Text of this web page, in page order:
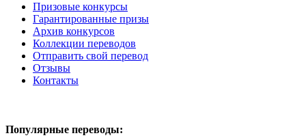
Призовые конкурсы
Гарантированные призы
Архив конкурсов
Коллекции переводов
Отправить свой перевод
Отзывы
Контакты
Популярные переводы: